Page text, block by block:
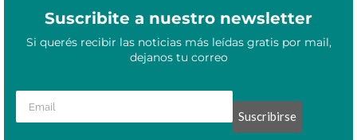
Suscribite a nuestro newsletter
Si querés recibir las noticias más leídas gratis por mail,
dejanos tu correo
Suscribirse